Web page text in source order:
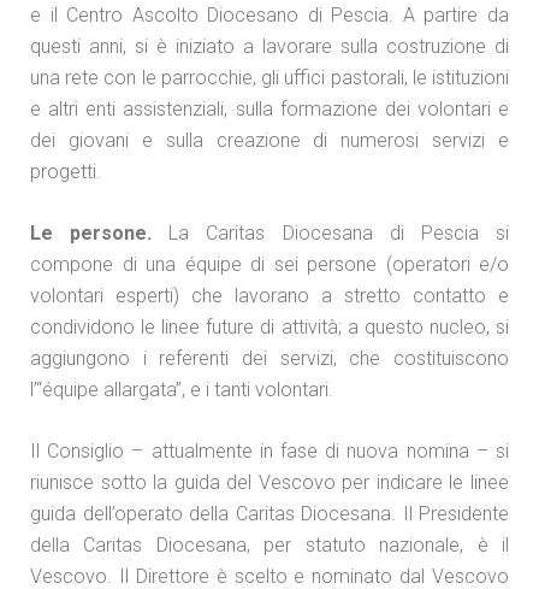
e il Centro Ascolto Diocesano di Pescia. A partire da
questi anni, si è iniziato a lavorare sulla costruzione di
una rete con le parrocchie, gli uffici pastorali, le istituzioni
e altri enti assistenziali, sulla formazione dei volontari e
dei giovani e sulla creazione di numerosi servizi e
progetti.
Le persone. La Caritas Diocesana di Pescia si
compone di una équipe di sei persone (operatori e/o
volontari esperti) che lavorano a stretto contatto e
condividono le linee future di attività; a questo nucleo, si
aggiungono i referenti dei servizi, che costituiscono
l’“équipe allargata”, e i tanti volontari.
Il Consiglio – attualmente in fase di nuova nomina – si
riunisce sotto la guida del Vescovo per indicare le linee
guida dell’operato della Caritas Diocesana. Il Presidente
della Caritas Diocesana, per statuto nazionale, è il
Vescovo. Il Direttore è scelto e nominato dal Vescovo